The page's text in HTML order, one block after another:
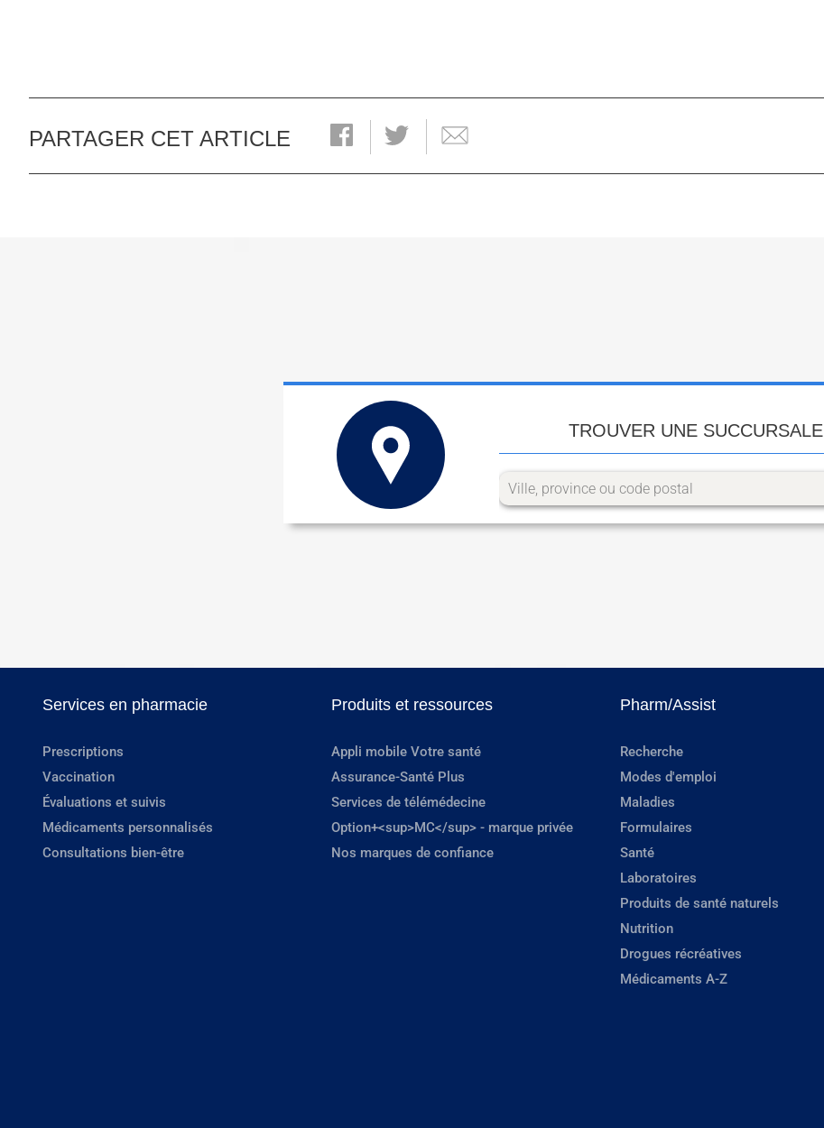
PARTAGER CET ARTICLE
TROUVER UNE SUCCURSALE
Services en pharmacie
Prescriptions
Vaccination
Évaluations et suivis
Médicaments personnalisés
Consultations bien-être
Produits et ressources
Appli mobile Votre santé
Assurance-Santé Plus
Services de télémédecine
Option+<sup>MC</sup> - marque privée
Nos marques de confiance
Pharm/Assist
Recherche
Modes d'emploi
Maladies
Formulaires
Santé
Laboratoires
Produits de santé naturels
Nutrition
Drogues récréatives
Médicaments A-Z